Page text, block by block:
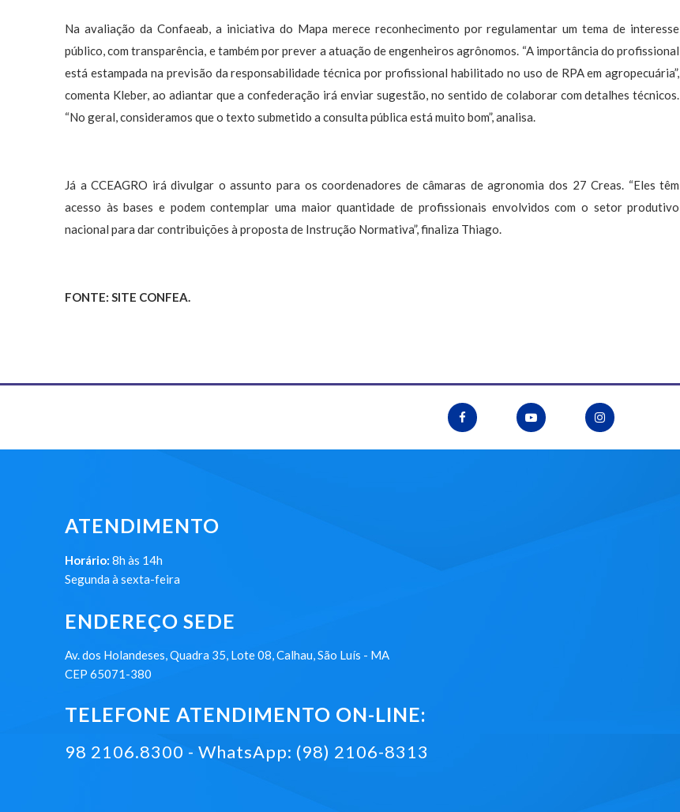
Na avaliação da Confaeab, a iniciativa do Mapa merece reconhecimento por regulamentar um tema de interesse
público, com transparência, e também por prever a atuação de engenheiros agrônomos. “A importância do profissional
está estampada na previsão da responsabilidade técnica por profissional habilitado no uso de RPA em agropecuária”,
comenta Kleber, ao adiantar que a confederação irá enviar sugestão, no sentido de colaborar com detalhes técnicos.
“No geral, consideramos que o texto submetido a consulta pública está muito bom”, analisa.
Já a CCEAGRO irá divulgar o assunto para os coordenadores de câmaras de agronomia dos 27 Creas. “Eles têm
acesso às bases e podem contemplar uma maior quantidade de profissionais envolvidos com o setor produtivo
nacional para dar contribuições à proposta de Instrução Normativa”, finaliza Thiago.
FONTE: SITE CONFEA.
ATENDIMENTO
Horário: 8h às 14h
Segunda à sexta-feira
ENDEREÇO SEDE
Av. dos Holandeses, Quadra 35, Lote 08, Calhau, São Luís - MA
CEP 65071-380
TELEFONE ATENDIMENTO ON-LINE:
98 2106.8300 - WhatsApp: (98) 2106-8313